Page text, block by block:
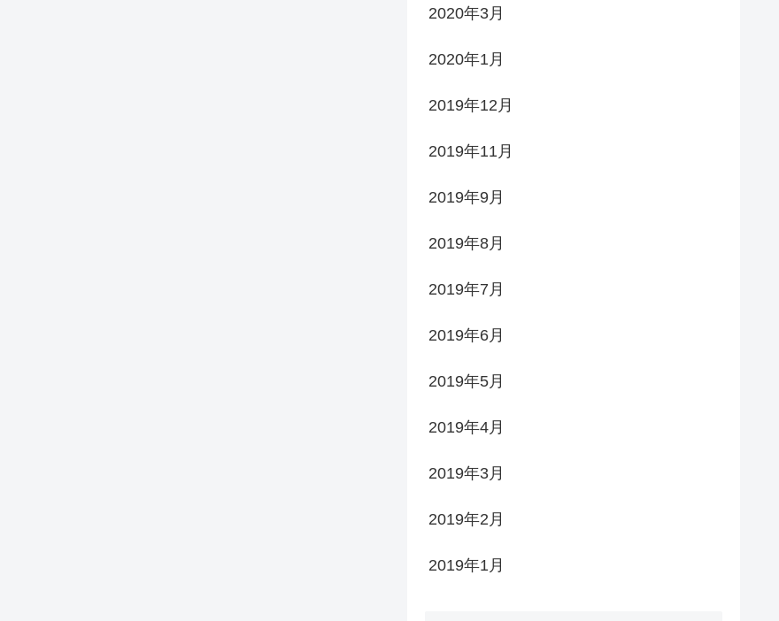
2020年3月
2020年1月
2019年12月
2019年11月
2019年9月
2019年8月
2019年7月
2019年6月
2019年5月
2019年4月
2019年3月
2019年2月
2019年1月